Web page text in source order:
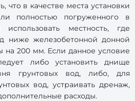
что в качестве места установки
полностью погруженного в
использовать местность, где
ниже железобетонной донной
на 200 мм. Если данное условие
либо установить днище
грунтовых вод, либо, для
вод, устраивать дренаж,
расходы.